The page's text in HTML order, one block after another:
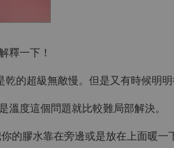
釋一下！
的超級無敵慢。但是又有時候明明
度這個問題就比較難局部解決。
膠水靠在旁邊或是放在上面暖